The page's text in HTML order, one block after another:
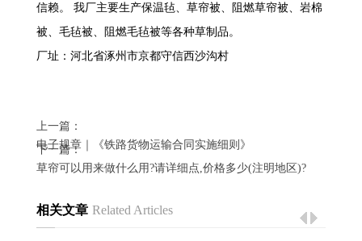
信赖。 我厂主要生产保温毡、草帘被、阻燃草帘被、岩棉
被、毛毡被、阻燃毛毡被等各种草制品。
厂址：河北省涿州市京都守信西沙沟村
上一篇：
电子规章｜《铁路货物运输合同实施细则》
下一篇：
草帘可以用来做什么用?请详细点,价格多少(注明地区)?
相关文章 Related Articles